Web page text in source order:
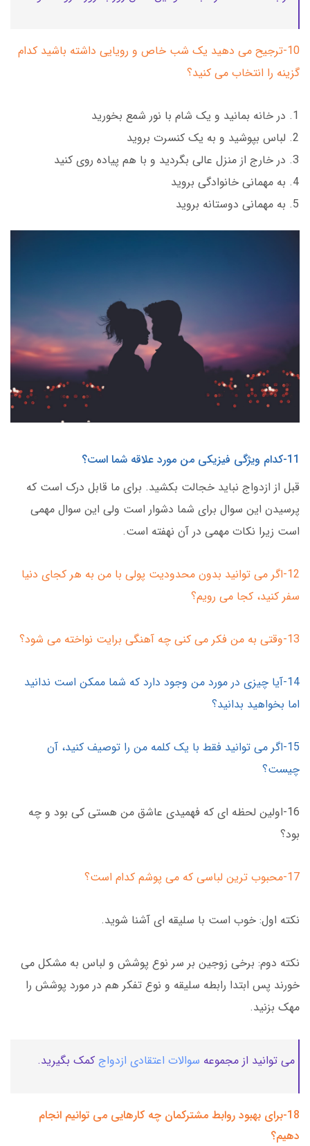
10-ترجیح می دهید یک شب خاص و رویایی داشته باشید کدام
گزینه را انتخاب می کنید؟
در خانه بمانید و یک شام با نور شمع بخورید
لباس بپوشید و به یک کنسرت بروید
در خارج از منزل عالی بگردید و با هم پیاده روی کنید
به مهمانی خانوادگی بروید
به مهمانی دوستانه بروید
11-کدام ویژگی فیزیکی من مورد علاقه شما است؟
قبل از ازدواج نباید خجالت بکشید. برای ما قابل درک است که
پرسیدن این سوال برای شما دشوار است ولی این سوال مهمی
است زیرا نکات مهمی در آن نهفته است.
12-اگر می توانید بدون محدودیت پولی با من به هر کجای دنیا
سفر کنید، کجا می رویم؟
13-وقتی به من فکر می کنی چه آهنگی برایت نواخته می شود؟
14-آیا چیزی در مورد من وجود دارد که شما ممکن است ندانید
اما بخواهید بدانید؟
15-اگر می توانید فقط با یک کلمه من را توصیف کنید، آن
چیست؟
16-اولین لحظه ای که فهمیدی عاشق من هستی کی بود و چه
بود؟
17-محبوب ترین لباسی که می پوشم کدام است؟
نکته اول: خوب است با سلیقه ای آشنا شوید.
نکته دوم: برخی زوجین بر سر نوع پوشش و لباس به مشکل می
خورند پس ابتدا رابطه سلیقه و نوع تفکر هم در مورد پوشش را
مهک بزنید.
می توانید از مجموعه سوالات اعتقادی ازدواج کمک بگیرید.
18-برای بهبود روابط مشترکمان چه کارهایی می توانیم انجام
دهیم؟